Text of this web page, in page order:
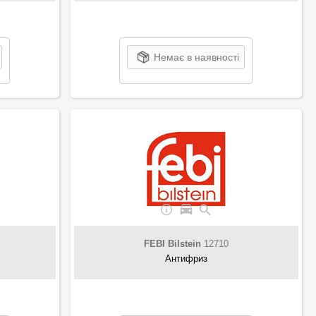
Немає в наявності
FEBI Bilstein 12710
Антифриз